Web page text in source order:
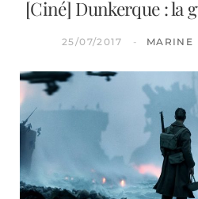
[Ciné] Dunkerque : la
25/07/2017 MARINE